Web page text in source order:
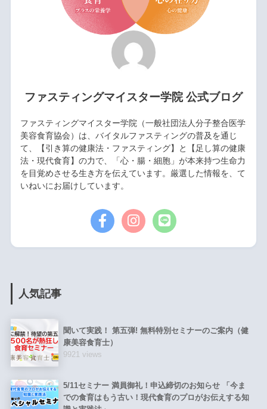
ファスティングマイスター学院 公式ブログ
ファスティングマイスター学院（一般社団法人分子整合医学
美容食育協会）は、バイタルファスティングの普及を通じ
て、【引き算の健康法・ファスティング】と【足し算の健康
法・現代食育】の力で、「心・腸・細胞」が本来持つ生命力
を目覚めさせる生き方を伝えています。厳選した情報を、て
いねいにお届けしています。
人気記事
聞いて実践！ 第五弾! 無料特別セミナーのご案内（健
康美容食育士）
9921 views
5/11セミナー 満員御礼！申込締切のお知らせ 「今ま
での食育はもう古い！現代食育のプロがお伝えする知